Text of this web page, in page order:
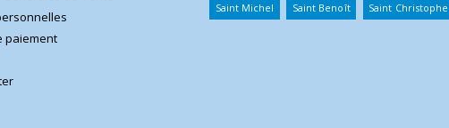
paiement
Saint Michel Saint Benoît Saint Christophe